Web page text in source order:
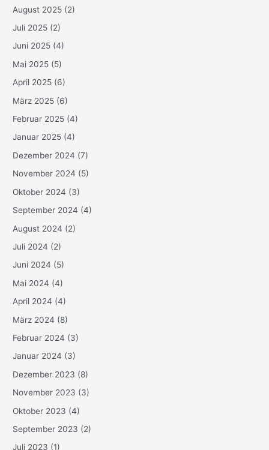
August 2025 (2)
Juli 2025 (2)
Juni 2025 (4)
Mai 2025 (5)
April 2025 (6)
März 2025 (6)
Februar 2025 (4)
Januar 2025 (4)
Dezember 2024 (7)
November 2024 (5)
Oktober 2024 (3)
September 2024 (4)
August 2024 (2)
Juli 2024 (2)
Juni 2024 (5)
Mai 2024 (4)
April 2024 (4)
März 2024 (8)
Februar 2024 (3)
Januar 2024 (3)
Dezember 2023 (8)
November 2023 (3)
Oktober 2023 (4)
September 2023 (2)
Juli 2023 (1)